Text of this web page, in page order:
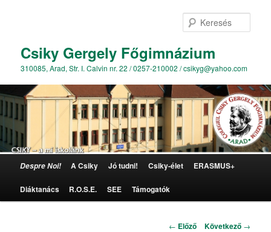
Csiky Gergely Főgimnázium
310085, Arad, Str. I. Calvin nr. 22 / 0257-210002 / csikyg@yahoo.com
Tovább az elsődleges tartalomra
Despre Noi! A Csiky Jó tudni! Csiky-élet ERASMUS+
Diáktanács R.O.S.E. SEE Támogatók
Bejegyzés navigáció
← Előző Következő →